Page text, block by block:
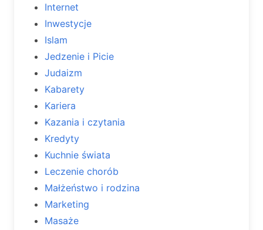
Internet
Inwestycje
Islam
Jedzenie i Picie
Judaizm
Kabarety
Kariera
Kazania i czytania
Kredyty
Kuchnie świata
Leczenie chorób
Małżeństwo i rodzina
Marketing
Masaże